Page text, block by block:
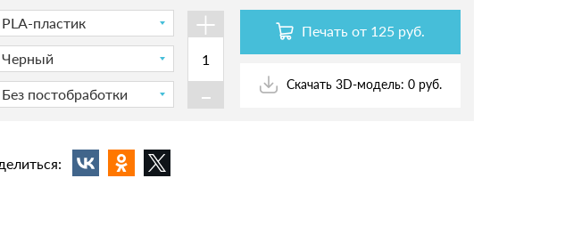
PLA-пластик
Черный
Без постобработки
+
-
Печать от 125 руб.
Скачать 3D-модель: 0 руб.